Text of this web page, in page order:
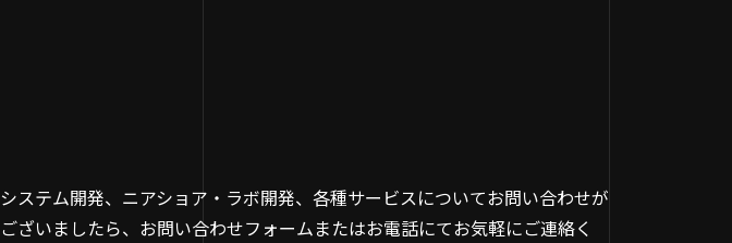
システム開発、ニアショア・ラボ開発、各種サービスについてお問い合わせが
ございましたら、お問い合わせフォームまたはお電話にてお気軽にご連絡く